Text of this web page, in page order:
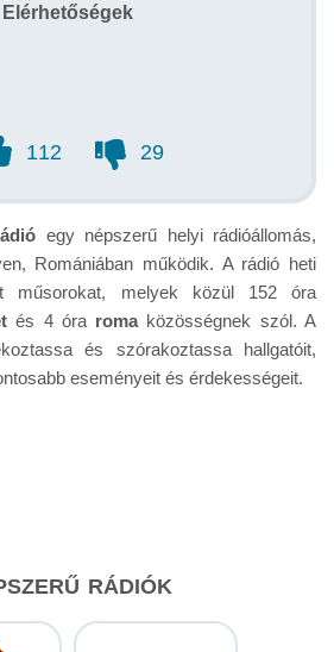
Elérhetőségek
112 29
egy népszerű helyi rádióállomás,
Romániában működik. A rádió heti
műsorokat, melyek közül 152 óra
és 4 óra romaközösségnek szól. A
és szórakoztassa hallgatóit,
eseményeit és érdekességeit.
RÁDIÓK